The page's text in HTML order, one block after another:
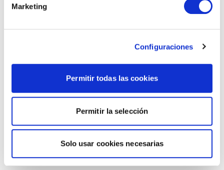
Marketing
Configuraciones
Permitir todas las cookies
Permitir la selección
Solo usar cookies necesarias